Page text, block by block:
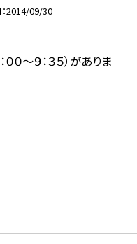
2014/09/30
０〜９：３５）がありま